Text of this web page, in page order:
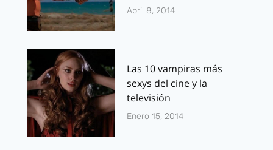
Abril 8, 2014
Las 10 vampiras más
sexys del cine y la
televisión
Enero 15, 2014